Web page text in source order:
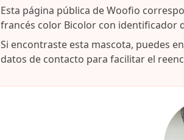
Esta página pública de Woofio
francés color Bicolor con identificador
Si encontraste esta mascota, puedes
datos de contacto para facilitar el